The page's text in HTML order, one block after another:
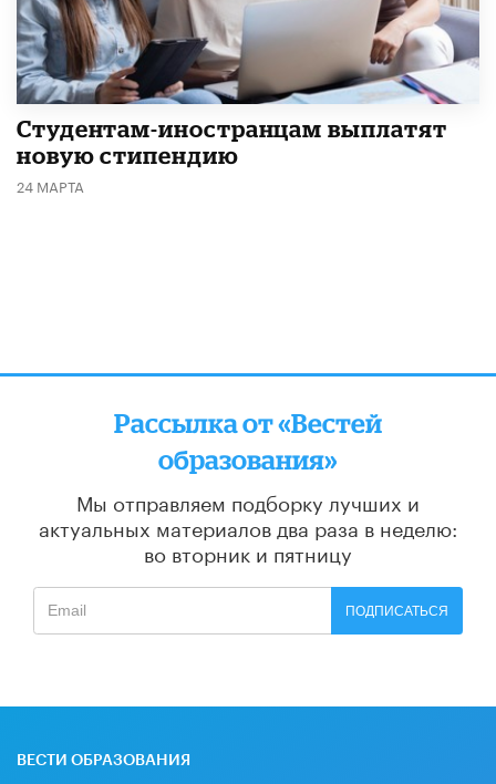
Студентам-иностранцам выплатят
новую стипендию
24 МАРТА
Рассылка от «Вестей
образования»
Мы отправляем подборку лучших и
актуальных материалов два раза в неделю:
во вторник и пятницу
ПОДПИСАТЬСЯ
ВЕСТИ ОБРАЗОВАНИЯ